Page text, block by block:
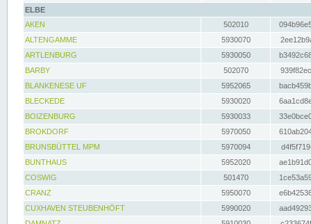
ELBE
AKEN
502010
ALTENGAMME
5930070
ARTLENBURG
5930050
BARBY
502070
BLANKENESE UF
5952065
BLECKEDE
5930020
BOIZENBURG
5930033
BROKDORF
5970050
BRUNSBÜTTEL MPM
5970094
BUNTHAUS
5952020
COSWIG
501470
CRANZ
5950070
CUXHAVEN STEUBENHÖFT
5990020